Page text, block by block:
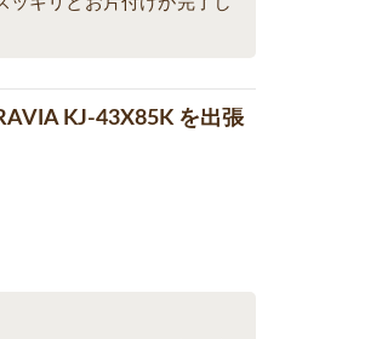
KJ-43X85K を出張